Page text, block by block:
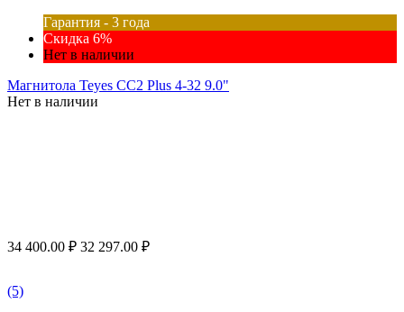
Гарантия - 3 года
Скидка 6%
Нет в наличии
Магнитола Teyes CC2 Plus 4-32 9.0"
Нет в наличии
34 400.00 ₽ 32 297.00 ₽
(5)